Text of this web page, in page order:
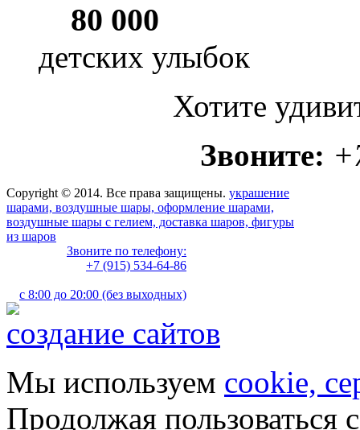
80 000
детских улыбок
Хотите
Звоните:
Copyright © 2014. Все права защищены. украшение
шарами, воздушные шары, оформление шарами,
воздушные шары с гелием, доставка шаров, фигуры
из шаров
Звоните по телефону:
+7 (915) 534-64-86
с 8:00 до 20:00 (без выходных)
создание сайтов
Мы используем cookie,
Продолжая пользоваться